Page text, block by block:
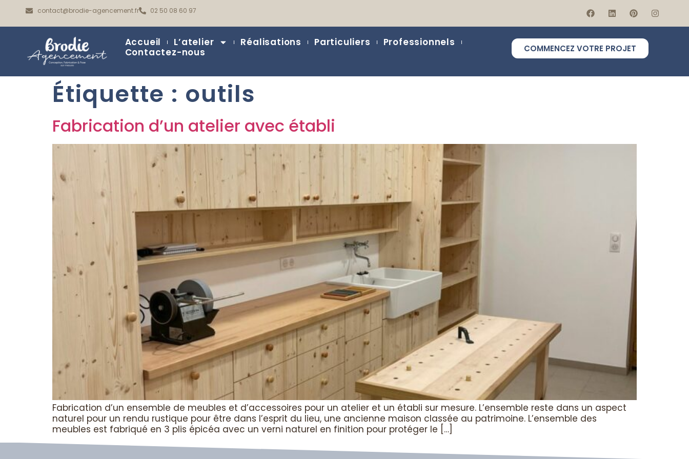
contact@brodie-agencement.fr 02 50 08 60 97
Accueil L’atelier Réalisations Particuliers
Professionnels
Contactez-nous
COMMENCEZ VOTRE PROJET
Étiquette : outils
Fabrication d’un atelier avec établi
Fabrication d’un ensemble de meubles et d’accessoires pour un atelier et un établi sur mesure. L’ensemble reste dans un aspect
naturel pour un rendu rustique pour être dans l’esprit du lieu, une ancienne maison classée au patrimoine. L’ensemble des
meubles est fabriqué en 3 plis épicéa avec un verni naturel en finition pour protéger le […]